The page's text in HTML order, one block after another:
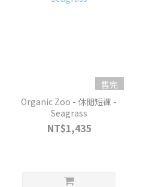
售完
Organic Zoo - 休閒短褲 -
Seagrass
NT$1,435